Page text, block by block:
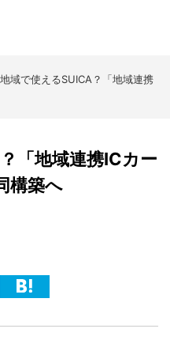
域で使えるSUICA？「地域連携
「地域連携ICカー
構築へ
レワーク